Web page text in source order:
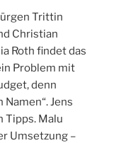
Trittin
Christian
Roth findet das
Problem mit
denn
Jens
Tipps. Malu
Umsetzung –